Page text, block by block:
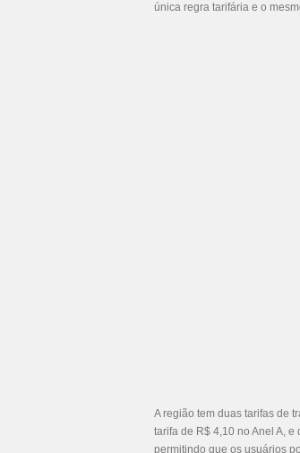
única regra tarifária e o
A região tem duas tarifas de
tarifa de R$ 4,10 no Anel A,
permitindo que os usuários